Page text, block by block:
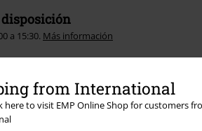
from International
here to visit EMP Online Shop for customers
disposición
a 15:30. Más información